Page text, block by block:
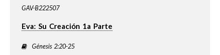
GAV-B222507
Eva: Su Creación 1a Parte
Génesis 2:20-25